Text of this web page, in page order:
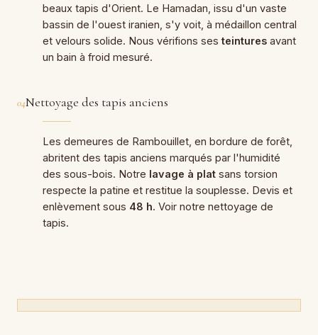
beaux tapis d'Orient. Le Hamadan, issu d'un vaste
bassin de l'ouest iranien, s'y voit, à médaillon central
et velours solide. Nous vérifions sesteintures avant
un bain à froid mesuré.
04Nettoyage des tapis anciens
Les demeures de Rambouillet, en bordure de forêt,
abritent des tapis anciens marqués par l'humidité
des sous-bois. Notre lavage à plat sans torsion
respecte la patine et restitue la souplesse. Devis et
enlèvement sous 48 h. Voir notre nettoyage de
tapis.